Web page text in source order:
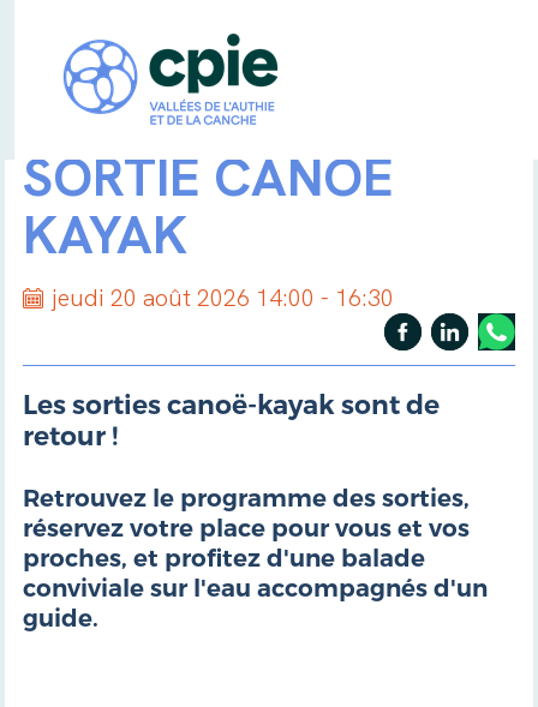
SORTIE CANOË
KAYAK
jeudi 20 août 2026 14:00 - 16:30
Les sorties canoë-kayak sont de
retour !
Retrouvez le programme des sorties,
réservez votre place pour vous et vos
proches, et profitez d'une balade
conviviale sur l'eau accompagnés d'un
guide.